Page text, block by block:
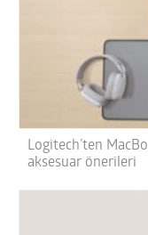
Logitech’ten
aksesuar önerileri